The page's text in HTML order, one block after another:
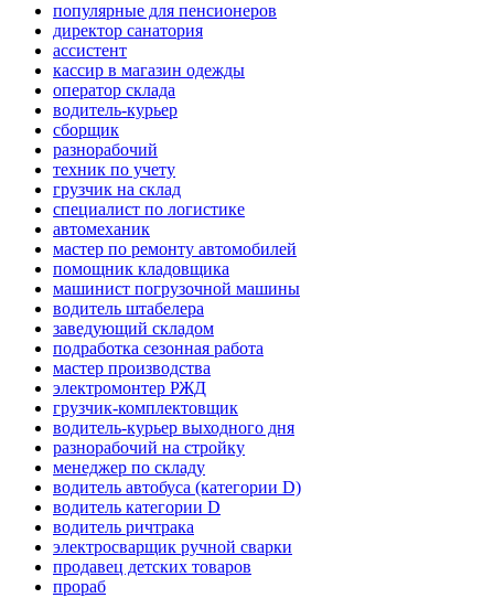
популярные для пенсионеров
директор санатория
ассистент
кассир в магазин одежды
оператор склада
водитель-курьер
сборщик
разнорабочий
техник по учету
грузчик на склад
специалист по логистике
автомеханик
мастер по ремонту автомобилей
помощник кладовщика
машинист погрузочной машины
водитель штабелера
заведующий складом
подработка сезонная работа
мастер производства
электромонтер РЖД
грузчик-комплектовщик
водитель-курьер выходного дня
разнорабочий на стройку
менеджер по складу
водитель автобуса (категории D)
водитель категории D
водитель ричтрака
электросварщик ручной сварки
продавец детских товаров
прораб